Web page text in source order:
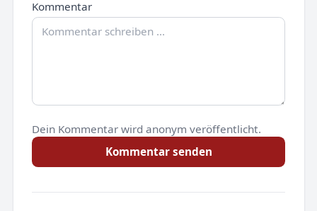
Kommentar
Dein Kommentar wird anonym veröffentlicht.
Kommentar senden